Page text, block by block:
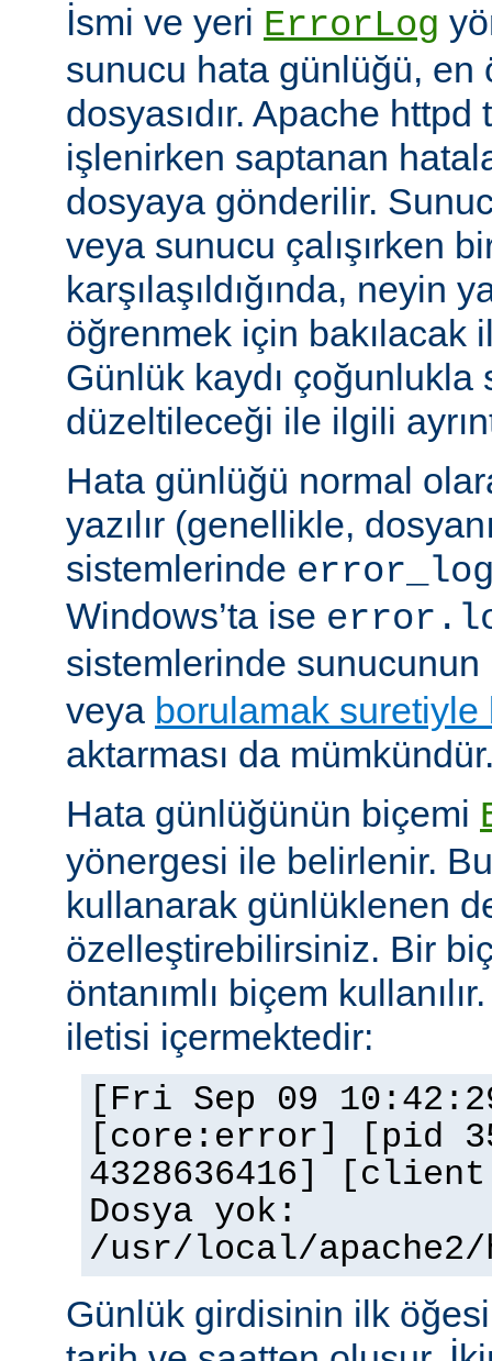
İsmi ve yeri ErrorLog
sunucu hata günlüğü, en
dosyasıdır. Apache httpd
işlenirken saptanan
dosyaya gönderilir.
veya sunucu çalışırken
karşılaşıldığında, neyin
öğrenmek için bakılacak
Günlük kaydı çoğunlukla
düzeltileceği ile ilgili
Hata günlüğü normal
yazılır (genellikle,
sistemlerinde
Windows’ta ise
sistemlerinde sunucunun
veya borulamak
aktarması da
Hata günlüğünün biçemi
yönergesi ile belirlenir.
kullanarak günlüklenen
özelleştirebilirsiniz. Bir
öntanımlı biçem
iletisi içermektedir:
[Fri Sep 09
[core:error] [pid
4328636416]
Dosya yok:
/usr/local/
Günlük girdisinin ilk öğesi